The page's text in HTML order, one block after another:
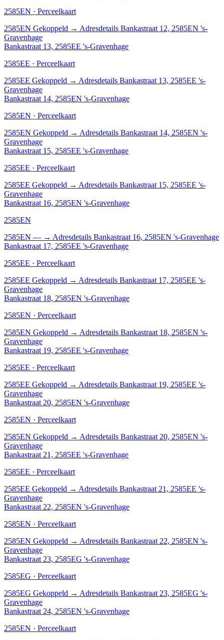
2585EN · Perceelkaart
2585EN Gekoppeld → Adresdetails Bankastraat 12, 2585EN 's-
Gravenhage
Bankastraat 13, 2585EE 's-Gravenhage
2585EE · Perceelkaart
2585EE Gekoppeld → Adresdetails Bankastraat 13, 2585EE 's-
Gravenhage
Bankastraat 14, 2585EN 's-Gravenhage
2585EN · Perceelkaart
2585EN Gekoppeld → Adresdetails Bankastraat 14, 2585EN 's-
Gravenhage
Bankastraat 15, 2585EE 's-Gravenhage
2585EE · Perceelkaart
2585EE Gekoppeld → Adresdetails Bankastraat 15, 2585EE 's-
Gravenhage
Bankastraat 16, 2585EN 's-Gravenhage
2585EN
2585EN — → Adresdetails Bankastraat 16, 2585EN 's-Gravenhage
Bankastraat 17, 2585EE 's-Gravenhage
2585EE · Perceelkaart
2585EE Gekoppeld → Adresdetails Bankastraat 17, 2585EE 's-
Gravenhage
Bankastraat 18, 2585EN 's-Gravenhage
2585EN · Perceelkaart
2585EN Gekoppeld → Adresdetails Bankastraat 18, 2585EN 's-
Gravenhage
Bankastraat 19, 2585EE 's-Gravenhage
2585EE · Perceelkaart
2585EE Gekoppeld → Adresdetails Bankastraat 19, 2585EE 's-
Gravenhage
Bankastraat 20, 2585EN 's-Gravenhage
2585EN · Perceelkaart
2585EN Gekoppeld → Adresdetails Bankastraat 20, 2585EN 's-
Gravenhage
Bankastraat 21, 2585EE 's-Gravenhage
2585EE · Perceelkaart
2585EE Gekoppeld → Adresdetails Bankastraat 21, 2585EE 's-
Gravenhage
Bankastraat 22, 2585EN 's-Gravenhage
2585EN · Perceelkaart
2585EN Gekoppeld → Adresdetails Bankastraat 22, 2585EN 's-
Gravenhage
Bankastraat 23, 2585EG 's-Gravenhage
2585EG · Perceelkaart
2585EG Gekoppeld → Adresdetails Bankastraat 23, 2585EG 's-
Gravenhage
Bankastraat 24, 2585EN 's-Gravenhage
2585EN · Perceelkaart